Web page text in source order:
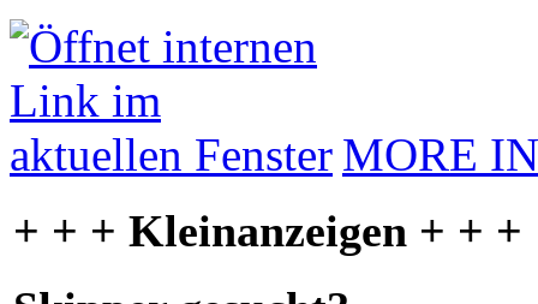
MORE
+ + + Kleinanzeigen + + +